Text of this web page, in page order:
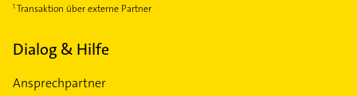
Transaktion über externe Partner
Dialog & Hilfe
Ansprechpartner